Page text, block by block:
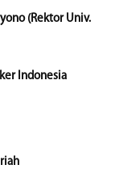
(Rektor Univ.
Indonesia